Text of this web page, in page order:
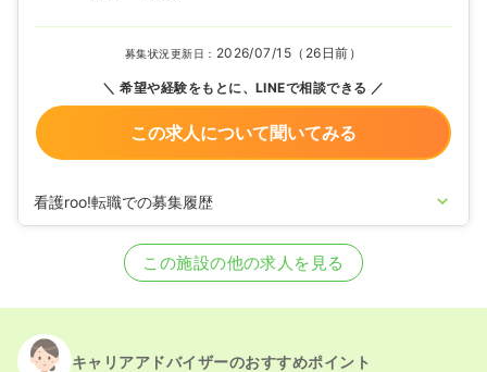
募集状況更新日： 2026/07/15（26日前）
希望や経験をもとに、LINEで相談できる
この求人について聞いてみる
看護roo!転職での募集履歴
正・准看護師の募集を休止
正・准看護師を募集中
この施設の他の求人を見る
キャリアアドバイザーのおすすめポイント